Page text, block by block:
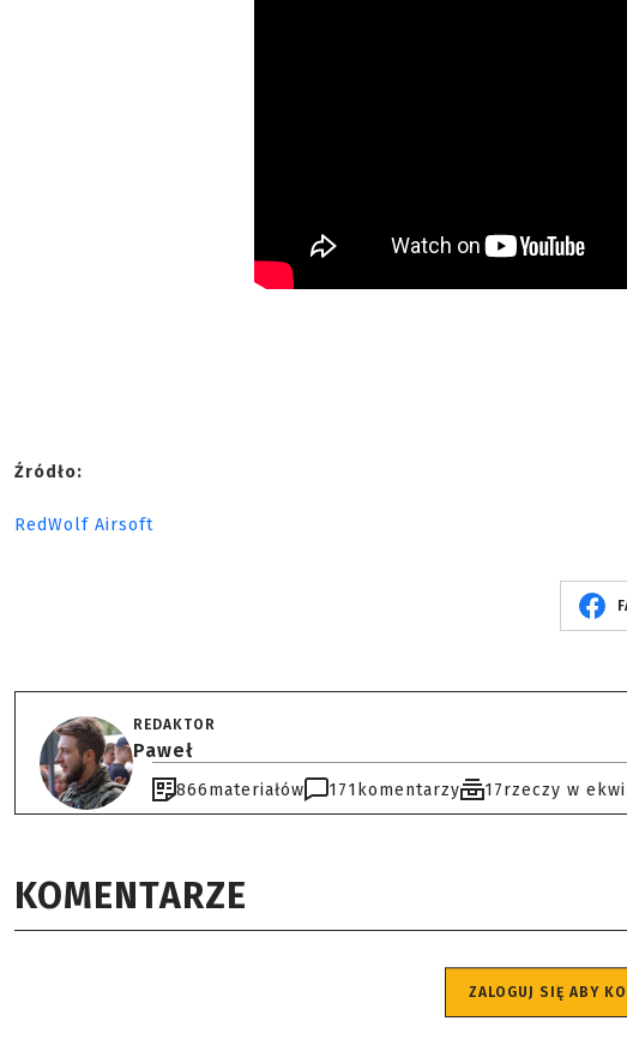
Źródło:
RedWolf Airsoft
REDAKTOR
Paweł
866materiałów 171 komentarzy 17rzeczy w
KOMENTARZE
ZALOGUJ SIĘ ABY